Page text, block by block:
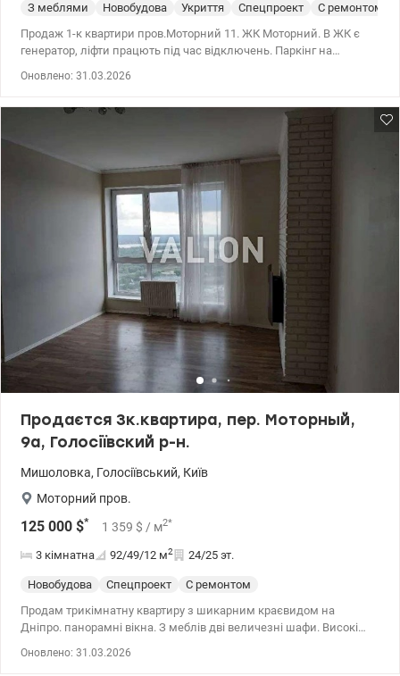
З меблями Новобудова Укриття Спецпроект
С ремонтом
Продаж 1-к квартири пров.Моторний 11. ЖК Моторний. В ЖК є
генератор, ліфти працють під час відключень. Паркінг на
фітнес клуби, дитачі майданчики, парки. Новий сучасний
підлога в ванній кімнаті. Якісні меблі та техніка (за
домовленістю). 044 200 10 80 valion.ua/1144226
Оновлено: 31.03.2026
Продаєтся 3к.квартира, пер. Моторный,
9а, Голосіївский р-н.
Мишоловка, Голосіївський, Київ
Моторний пров.
125 000 $* 1 359 $ / м2*
3 кімнатна 92/49/12 м2 24/25 эт.
Новобудова Спецпроект
С ремонтом
Продам трикімнатну квартиру з шикарним краєвидом на
Дніпро. панорамні вікна. З меблів дві величезні шафи. Високі
Оновлено: 31.03.2026